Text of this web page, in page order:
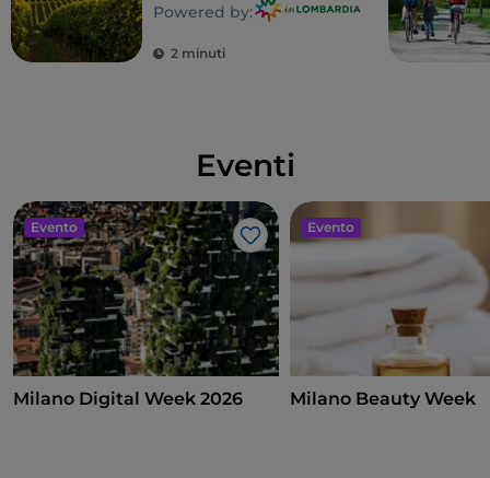
gustare
Powered by:
2 minuti
Eventi
Evento
Like
Milano Digital Week 2026
Evento
Milano Beauty Week